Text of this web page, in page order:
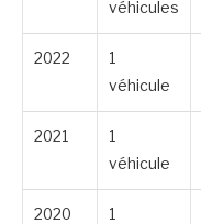
véhicules
2022
1
véhicule
2021
1
véhicule
2020
1